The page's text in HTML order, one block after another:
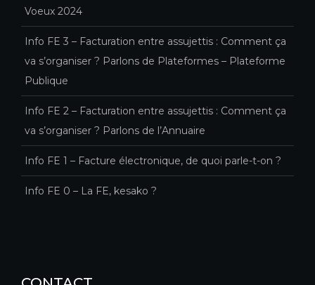
Voeux 2024
Info FE 3 – Facturation entre assujettis : Comment ça
va s’organiser ? Parlons de Plateformes – Plateforme
Publique
Info FE 2 – Facturation entre assujettis : Comment ça
va s’organiser ? Parlons de l’Annuaire
Info FE 1 – Facture électronique, de quoi parle-t-on ?
Info FE 0 – La FE, kesako ?